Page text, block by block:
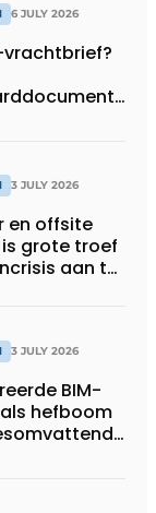
6 JULY 2026
vrachtbrief?
3 JULY 2026
en offsite
grote troef
aan te
3 JULY 2026
BIM-
hefboom